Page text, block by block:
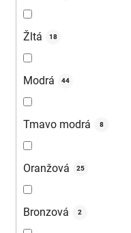
Žltá 18
Modrá 44
Tmavo modrá 8
Oranžová 25
Bronzová 2